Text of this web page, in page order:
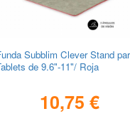
Subblim Clever Stand
de 9.6"-11"/ Roja
10,75 €